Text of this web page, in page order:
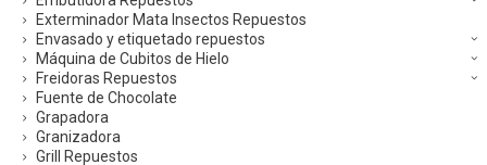
Exterminador Mata Insectos Repuestos
Envasado y etiquetado repuestos
Máquina de Cubitos de Hielo
Freidoras Repuestos
Fuente de Chocolate
Grapadora
Granizadora
Grill Repuestos